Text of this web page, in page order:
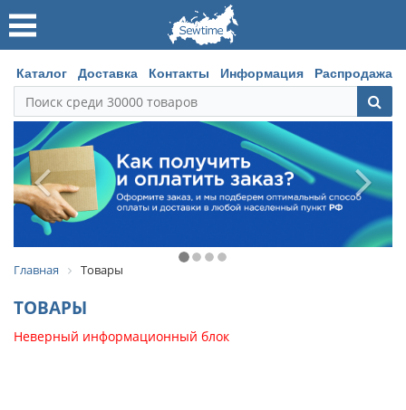
Каталог Доставка Контакты Информация Распродажа
Главная Товары
ТОВАРЫ
Неверный информационный блок